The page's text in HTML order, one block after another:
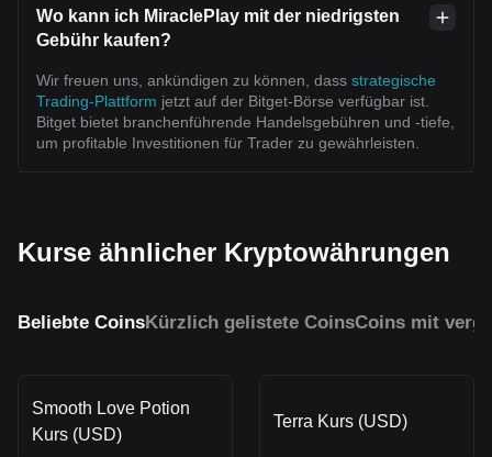
Wo kann ich MiraclePlay mit der niedrigsten
Gebühr kaufen?
Wir freuen uns, ankündigen zu können, dass strategische
Trading-Plattform jetzt auf der Bitget-Börse verfügbar ist.
Bitget bietet branchenführende Handelsgebühren und -tiefe,
um profitable Investitionen für Trader zu gewährleisten.
Kurse ähnlicher Kryptowährungen
Beliebte CoinsKürzlich gelistete CoinsCoins mit
Smooth Love Potion
Kurs (USD)
Terra Kurs (USD)